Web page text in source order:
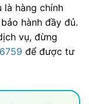
là hàng chính
hành đầy đủ.
vụ, đừng
để được tư